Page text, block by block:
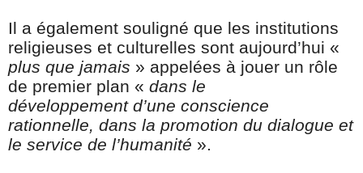
Il a également souligné que les institutions
religieuses et culturelles sont aujourd’hui «
plus que jamais » appelées à jouer un rôle
de premier plan « dans le
développement d’une conscience
rationnelle, dans la promotion du dialogue et
le service de l’humanité ».